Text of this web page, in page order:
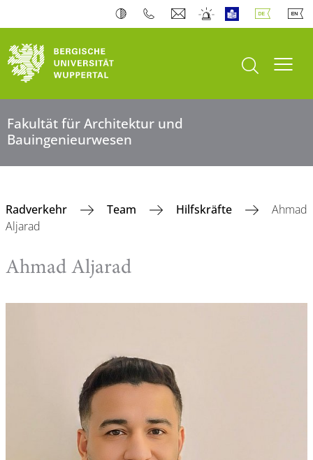
Suche öffnen
Fakultät für Architektur und
Bauingenieurwesen
Radverkehr Team Hilfskräfte
Ahmad
Aljarad
Ahmad Aljarad